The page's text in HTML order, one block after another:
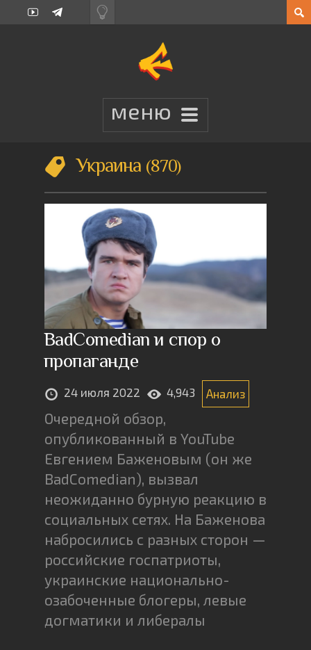
Украина 870
BadComedian и спор о
пропаганде
24 июля 2022 4,943 Анализ
Очередной обзор,
опубликованный в YouTube
Евгением Баженовым (он же
BadComedian), вызвал
неожиданно бурную реакцию в
социальных сетях. На Баженова
набросились с разных сторон —
российские госпатриоты,
украинские национально-
озабоченные блогеры, левые
догматики и либералы